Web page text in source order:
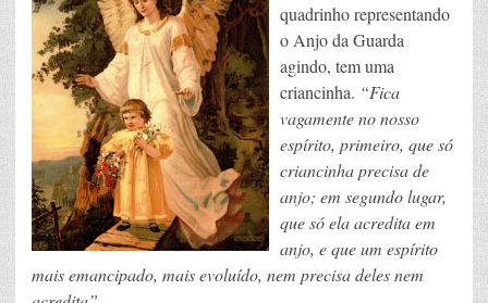
quadrinho representando
o Anjo da Guarda
agindo, tem uma
criancinha. “Fica
vagamente no nosso
espírito, primeiro, que só
criancinha precisa de
anjo; em segundo lugar,
que só ela acredita em
anjo, e que um espírito
mais emancipado, mais evoluído, nem precisa deles nem